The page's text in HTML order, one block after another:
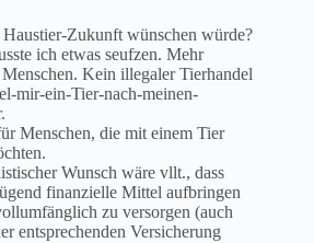
Zukunft wünschen würde?
ich etwas seufzen. Mehr
Kein illegaler Tierhandel
mir-ein-Tier-nach-meinen-
Menschen, die mit einem Tier
Wunsch wäre vllt., dass
finanzielle Mittel aufbringen
zu versorgen (auch
entsprechenden Versicherung